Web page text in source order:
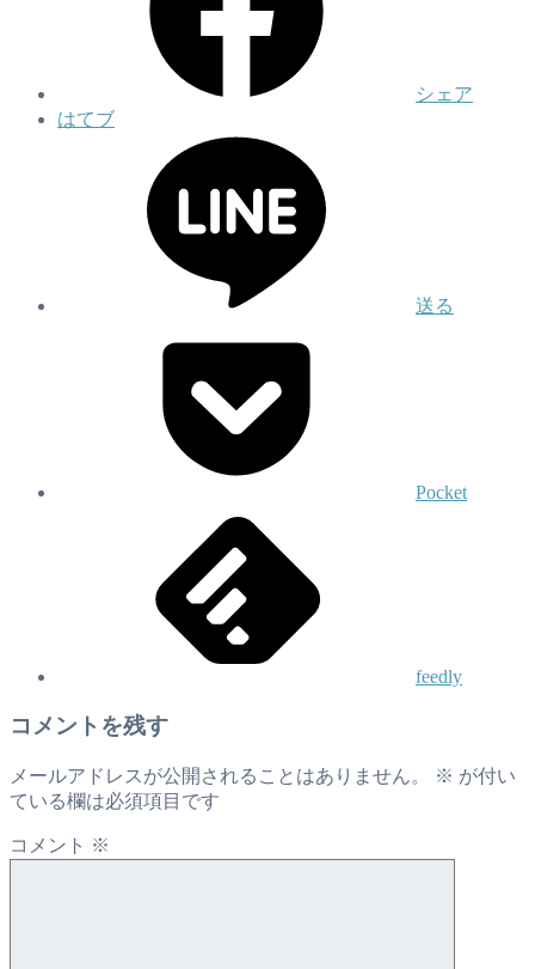
シェア
はてブ
送る
Pocket
feedly
コメントを残す
メールアドレスが公開されることはありません。 ※ が付い
ている欄は必須項目です
コメント ※